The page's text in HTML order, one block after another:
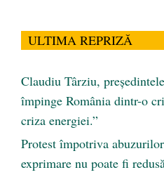
ULTIMA REPRIZĂ
Claudiu Târziu,
împinge România dintr-o
criza energiei.”
Protest împotriva
exprimare nu poate fi